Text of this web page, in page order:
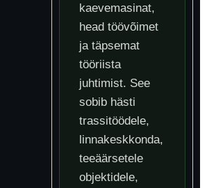
kaevemasinat,
head töövõimet
ja täpsemat
tööriista
juhtimist. See
sobib hästi
trassitöödele,
linnakeskkonda,
teeäärsetele
objektidele,